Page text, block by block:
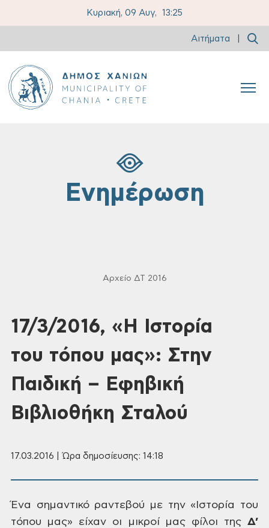
Κυριακή, 09 Αυγ, 13:26
Αιτήματα
Ενημέρωση
Αρχείο ΔΤ 2016
17/3/2016, «Η Ιστορία
του τόπου μας»: Στην
Παιδική – Εφηβική
Βιβλιοθήκη Σταλού
17.03.2016 | Ώρα δημοσίευσης: 14:18
Ένα σημαντικόραντεβού με την «Ιστορία του
τόπου μας» είχαν οι μικροί μας φίλοι της Δ’